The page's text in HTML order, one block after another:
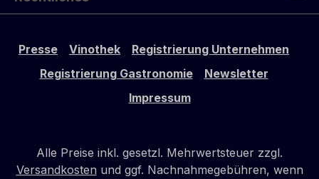
Presse Vinothek
Registrierung Unternehmen
Registrierung Gastronomie
Newsletter
Impressum
Alle Preise inkl. gesetzl. Mehrwertsteuer zzgl.
Versandkosten und ggf. Nachnahmegebühren, wenn